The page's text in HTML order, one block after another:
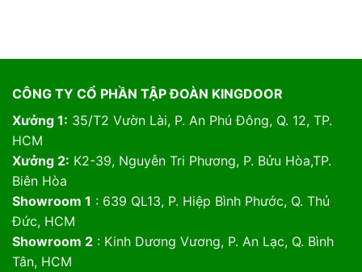
CÔNG TY CỔ PHẦN TẬP ĐOÀN KINGDOOR
Xưởng 1: 35/T2 Vườn Lài, P. An Phú Đông, Q. 12, TP.
HCM
Xưởng 2: K2-39, Nguyễn Tri Phương, P. Bửu Hòa,TP.
Biên Hòa
Showroom 1 : 639 QL13, P. Hiệp Bình Phước, Q. Thủ
Đức, HCM
Showroom 2: Kinh Dương Vương, P. An Lạc, Q. Bình
Tân, HCM